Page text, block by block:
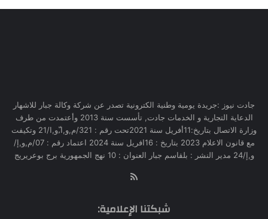
جادت نيوز :جريدة يومية وطنية الكترونية تصدر عن شركة وكالة جبار للاشهار
الدعاية التجارية و الخدمات جادت, تأسست سنة 2013 وأعتمدت من طرف
وزارة الاتصال بتاريخ:11أفريل سنة 2021تحت رقم : 321/م,و,ا,ّو,ا/21 وتكيفت
مع قانون الاعلام 2023 بتاريخ : 16افريل سنة 2024 اعتماد رقم : 07/م,و,إ/
و,إ/24 مدير النشر : بلقاسم جبار العنوان : 10 نهج الجمهورية برج بوعريريج
شبكتنا الإعلامية: